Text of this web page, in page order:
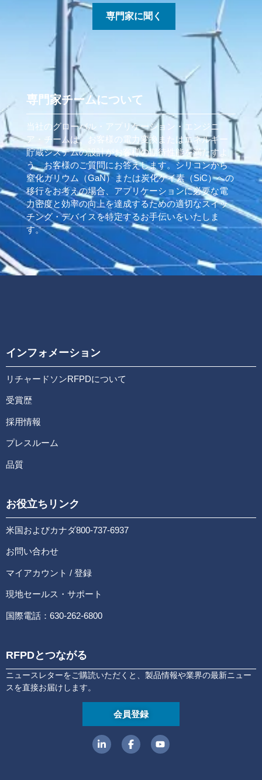
専門家に聞く
専門家チームについて
当社のグローバル・アプリケーション・エンジニ
ア・チームは、お客様の電力変換またはエネルギー
貯蔵システムの設計がお客様の期待性能を満たすよ
う、お客様のご質問にお答えします。シリコンから
窒化ガリウム（GaN）または炭化ケイ素（SiC）への
移行をお考えの場合、アプリケーションに必要な電
力密度と効率の向上を達成するための適切なスイッ
チング・デバイスを特定するお手伝いをいたしま
す。
インフォメーション
リチャードソンRFPDについて
受賞歴
採用情報
プレスルーム
品質
お役立ちリンク
米国およびカナダ800-737-6937
お問い合わせ
マイアカウント / 登録
現地セールス・サポート
国際電話：630-262-6800
RFPDとつながる
ニュースレターをご購読いただくと、製品情報や業界の最新ニュー
スを直接お届けします。
会員登録